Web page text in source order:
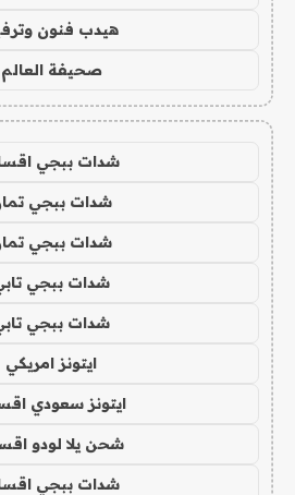
هيدب فنون
صحيفة العالم
شدات ببجي
شدات ببجي
شدات ببجي
شدات ببجي
شدات ببجي
ايتونز امريكي
ايتونز سعودي
شحن يلا لودو
شدات ببجي